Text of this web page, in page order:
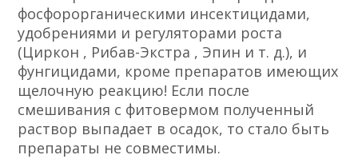
фосфорорганическими инсектицидами,
удобрениями и регуляторами роста
(Циркон , Рибав-Экстра , Эпин и т. д.), и
фунгицидами, кроме препаратов имеющих
щелочную реакцию! Если после
смешивания с фитовермом полученный
раствор выпадает в осадок, то стало быть
препараты не совместимы.